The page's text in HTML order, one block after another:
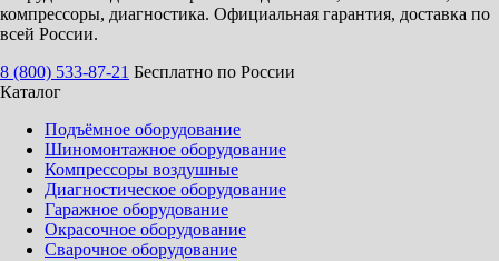
компрессоры, диагностика. Официальная гарантия, доставка по
всей России.
8 (800) 533-87-21 Бесплатно по России
Каталог
Подъёмное оборудование
Шиномонтажное оборудование
Компрессоры воздушные
Диагностическое оборудование
Гаражное оборудование
Окрасочное оборудование
Сварочное оборудование